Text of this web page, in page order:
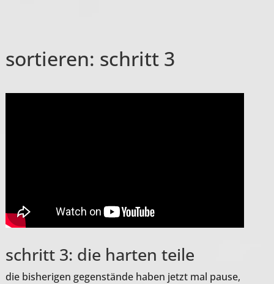
sortieren: schritt 3
schritt 3: die harten teile
die bisherigen gegenstände haben jetzt mal pause,